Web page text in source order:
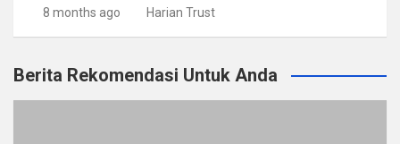
8 months ago Harian Trust
Berita Rekomendasi Untuk Anda